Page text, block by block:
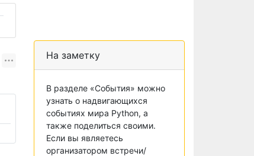
На заметку
В разделе «События» можно
узнать о надвигающихся
событиях мира Python, а
также поделиться своими.
Если вы являетесь
организатором встречи/